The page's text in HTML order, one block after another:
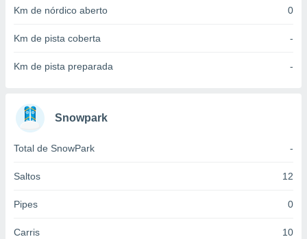
utilizar
medir
medir o
de
Km de nórdico aberto 0
Km de pista coberta -
Km de pista preparada -
Snowpark
Total de SnowPark -
Saltos 12
Pipes 0
Carris 10